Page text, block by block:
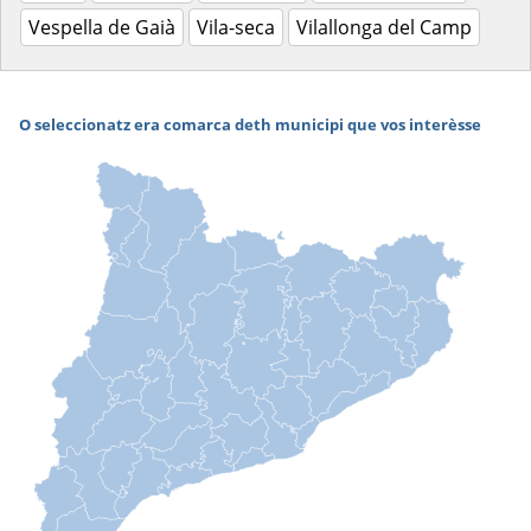
Vespella de Gaià Vila-seca Vilallonga del Camp